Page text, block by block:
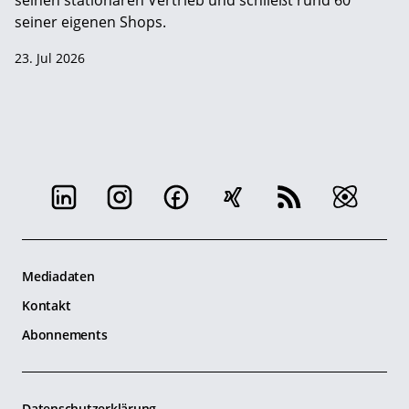
seiner eigenen Shops.
23. Jul 2026
Mediadaten
Kontakt
Abonnements